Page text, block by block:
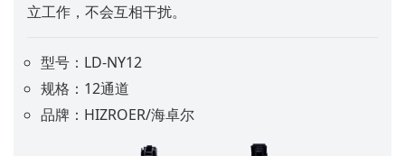
立工作，不会互相干扰。
型号：LD-NY12
规格：12通道
品牌：HIZROER/海卓尔